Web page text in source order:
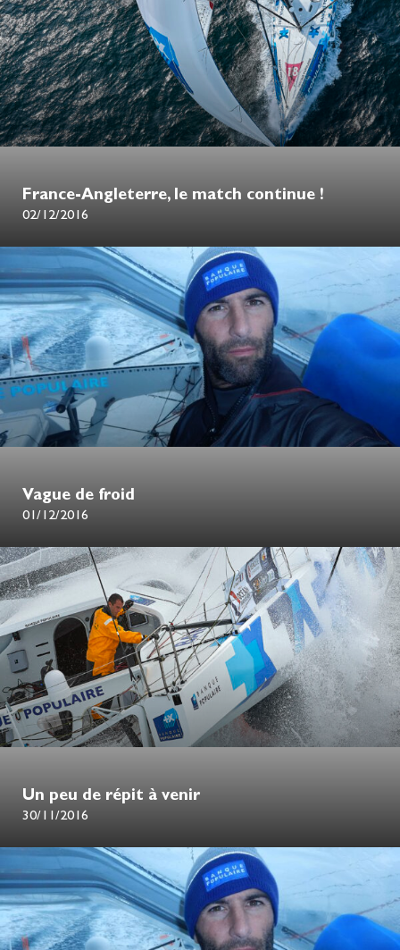
France-Angleterre, le match continue !
02/12/2016
Vague de froid
01/12/2016
Un peu de répit à venir
30/11/2016